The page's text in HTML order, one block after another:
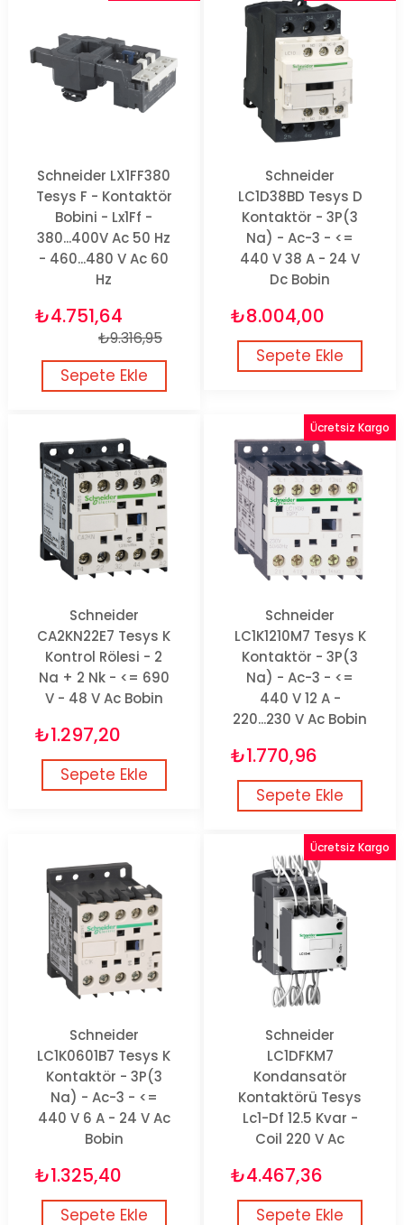
Schneider LX1FF380
Tesys F - Kontaktör
Bobini - Lx1Ff -
380...400V Ac 50 Hz
- 460...480 V Ac 60
Hz
₺4.751,64
₺9.316,95
Sepete Ekle
Schneider
LC1D38BD Tesys D
Kontaktör - 3P(3
Na) - Ac-3 - <=
440 V 38 A - 24 V
Dc Bobin
₺8.004,00
Sepete Ekle
Schneider
CA2KN22E7 Tesys K
Kontrol Rölesi - 2
Na + 2 Nk - <= 690
V - 48 V Ac Bobin
₺1.297,20
Sepete Ekle
Schneider
LC1K1210M7 Tesys K
Kontaktör - 3P(3
Na) - Ac-3 - <=
440 V 12 A -
220...230 V Ac Bobin
₺1.770,96
Sepete Ekle
Ücretsiz Kargo
Schneider
LC1K0601B7 Tesys K
Kontaktör - 3P(3
Na) - Ac-3 - <=
440 V 6 A - 24 V Ac
Bobin
₺1.325,40
Sepete Ekle
Schneider
LC1DFKM7
Kondansatör
Kontaktörü Tesys
Lc1-Df 12.5 Kvar -
Coil 220 V Ac
₺4.467,36
Sepete Ekle
Ücretsiz Kargo